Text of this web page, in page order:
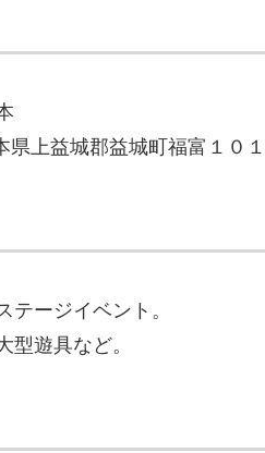
県上益城郡益城町福富１０
テージイベント。
型遊具など。